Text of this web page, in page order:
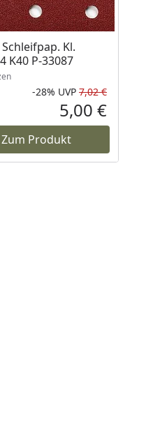
Preis
Kl.
K40 P-33087
Rabatt
-28% UVP 7,02 €
5,00 €
Zum Produkt